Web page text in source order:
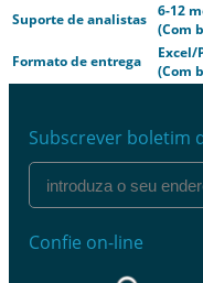
Suporte de analistas 6-12
(Com
Formato de entrega
Excel/
(Com
Subscrever boletim
Confie on-line